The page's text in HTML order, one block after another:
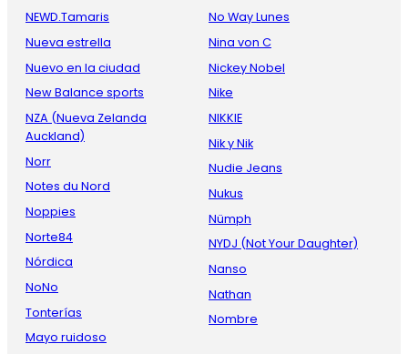
NEWD.Tamaris
Nueva estrella
Nuevo en la ciudad
New Balance sports
NZA (Nueva Zelanda
Auckland)
Norr
Notes du Nord
Noppies
Norte84
Nórdica
NoNo
Tonterías
Mayo ruidoso
No Way Lunes
Nina von C
Nickey Nobel
Nike
NIKKIE
Nik y Nik
Nudie Jeans
Nukus
Nümph
NYDJ (Not Your Daughter)
Nanso
Nathan
Nombre